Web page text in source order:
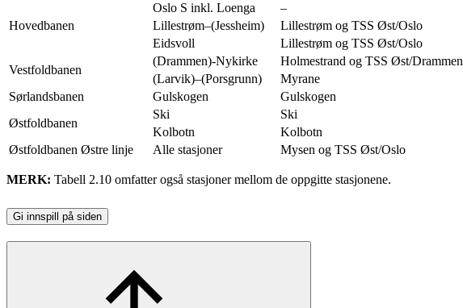
Hovedbanen
Oslo S inkl. Loenga
–
Lillestrøm–(Jessheim)
Lillestrøm og TSS Øst/Oslo
Eidsvoll
Lillestrøm og TSS Øst/Oslo
Vestfoldbanen
(Drammen)-Nykirke
Holmestrand og TSS Øst/Drammen
(Larvik)–(Porsgrunn)
Myrane
Sørlandsbanen
Gulskogen
Gulskogen
Østfoldbanen
Ski
Ski
Kolbotn
Kolbotn
Østfoldbanen Østre linje
Alle stasjoner Mysen og TSS Øst/Oslo
MERK: Tabell 2.10 omfatter også stasjoner mellom de oppgitte stasjonene.
Gi innspill på siden